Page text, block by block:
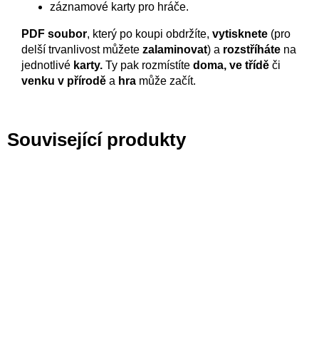
záznamové karty pro hráče.
PDF soubor, který po koupi obdržíte, vytisknete (pro
delší trvanlivost můžete zalaminovat) a rozstříháte na
jednotlivé karty. Ty pak rozmístíte doma, ve třídě či
venku v přírodě a hra může začít.
Související produkty